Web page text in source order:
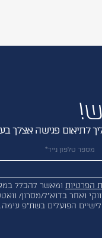
לתיאום פגישה אצלך
הפרטיותומאשר להכלל
ואחר בדוא”ל/מסרון/
הפועלים בשת”פ עימה.